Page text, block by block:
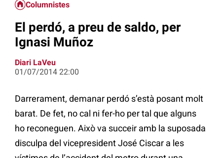
Columnistes
El perdó, a preu de saldo, per
Ignasi Muñoz
Diari LaVeu
01/07/2014 22:00
Darrerament, demanar perdó s’està posant molt
barat. De fet, no cal ni fer-ho per tal que alguns
ho reconeguen. Això va succeir amb la suposada
disculpa del vicepresident José Ciscar a les